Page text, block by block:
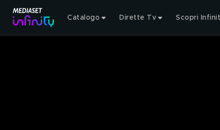
Catalogo Dirette Tv Scopri